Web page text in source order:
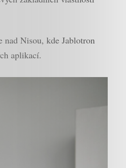
nad Nisou, kde Jablotron
aplikací.